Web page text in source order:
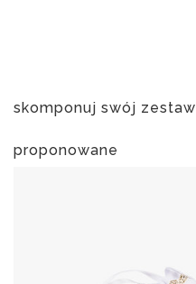
skomponuj swój zestaw
proponowane